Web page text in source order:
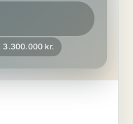
3.300.000 kr.